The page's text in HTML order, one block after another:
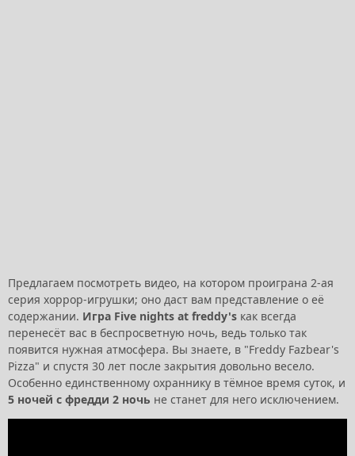
Предлагаем посмотреть видео, на котором проиграна 2-ая
серия хоррор-игрушки; оно даст вам представление о её
содержании. Игра Five nights at freddy's как всегда
перенесёт вас в беспросветную ночь, ведь только так
появится нужная атмосфера. Вы знаете, в "Freddy Fazbear's
Pizza" и спустя 30 лет после закрытия довольно весело.
Особенно единственному охраннику в тёмное время суток, и
5 ночей с фредди 2 ночь не станет для него исключением.